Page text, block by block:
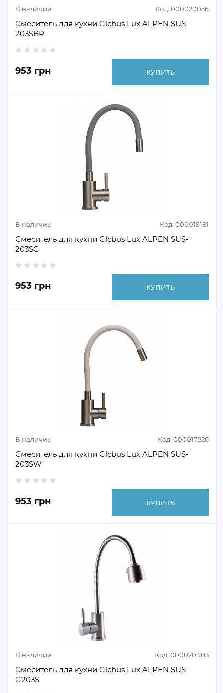
В наличии Код: 000020056
Смеситель для кухни Globus Lux ALPEN SUS-
203SBR
953 грн КУПИТЬ
В наличии Код: 000019181
Смеситель для кухни Globus Lux ALPEN SUS-
203SG
953 грн КУПИТЬ
В наличии Код: 000017526
Смеситель для кухни Globus Lux ALPEN SUS-
203SW
953 грн КУПИТЬ
В наличии Код: 000020403
Смеситель для кухни Globus Lux ALPEN SUS-
G203S